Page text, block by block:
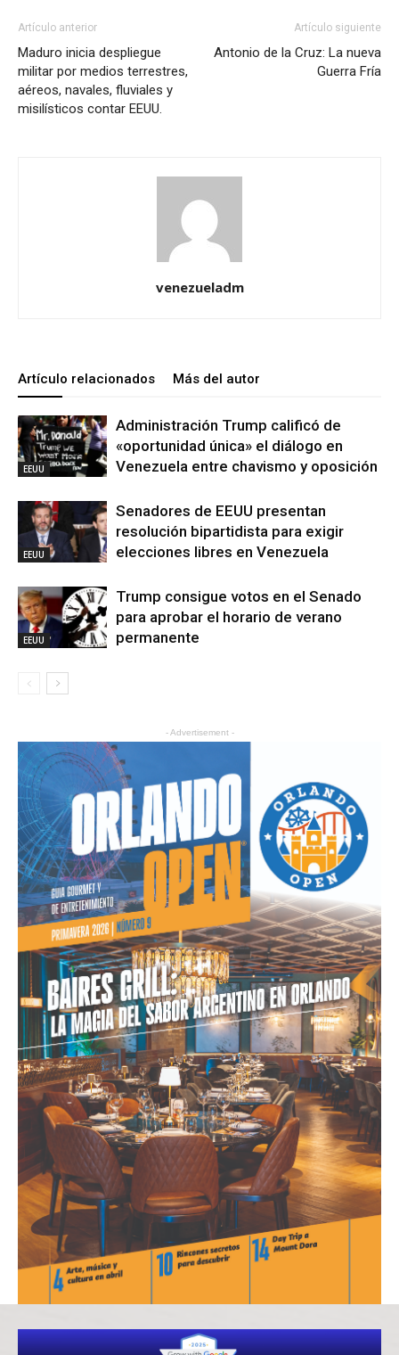
Artículo anterior
Maduro inicia despliegue
militar por medios terrestres,
aéreos, navales, fluviales y
misilísticos contar EEUU.
Artículo siguiente
Antonio de la Cruz: La nueva
Guerra Fría
venezueladm
Artículo relacionados Más del autor
EEUU
Administración Trump calificó de
«oportunidad única» el diálogo en
Venezuela entre chavismo y oposición
EEUU
Senadores de EEUU presentan
resolución bipartidista para exigir
elecciones libres en Venezuela
EEUU
Trump consigue votos en el Senado
para aprobar el horario de verano
permanente
- Advertisement -